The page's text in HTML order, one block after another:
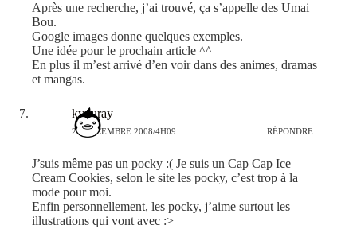
Après une recherche, j’ai trouvé, ça s’appelle des Umai
Bou.
Google images donne quelques exemples.
Une idée pour le prochain article ^^
En plus il m’est arrivé d’en voir dans des animes, dramas
et mangas.
kyouray
27 DÉCEMBRE 2008/4H09 RÉPONDRE
J’suis même pas un pocky :( Je suis un Cap Cap Ice
Cream Cookies, selon le site les pocky, c’est trop à la
mode pour moi.
Enfin personnellement, les pocky, j’aime surtout les
illustrations qui vont avec :>